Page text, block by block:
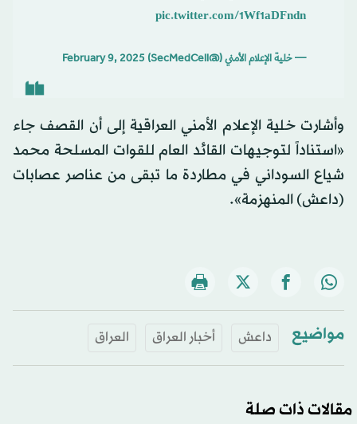
pic.twitter.com/1Wf1aDFndn
— خلية الإعلام الأمني (@SecMedCell) February 9, 2025
وأشارت خلية الإعلام الأمني العراقية إلى أن القصف جاء
«استناداً لتوجيهات القائد العام للقوات المسلحة محمد
شياع السوداني في مطاردة ما تبقى من عناصر عصابات
(داعش) المنهزمة».
مواضيع داعش أخبار العراق العراق
مقالات ذات صلة